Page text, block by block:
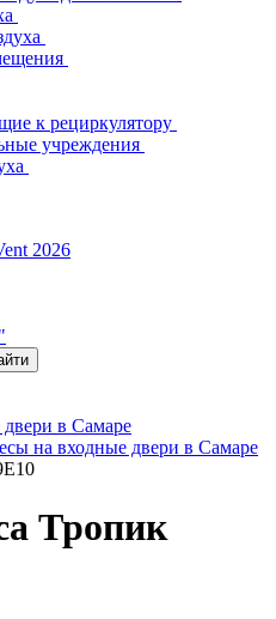
к рециркулятору
учреждения
2026
в Самаре
на входные двери в Самаре
Тропик